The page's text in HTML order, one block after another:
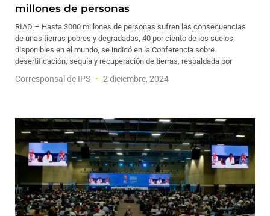
millones de personas
RIAD – Hasta 3000 millones de personas sufren las consecuencias
de unas tierras pobres y degradadas, 40 por ciento de los suelos
disponibles en el mundo, se indicó en la Conferencia sobre
desertificación, sequía y recuperación de tierras, respaldada por
Corresponsal de IPS 2 diciembre, 2024